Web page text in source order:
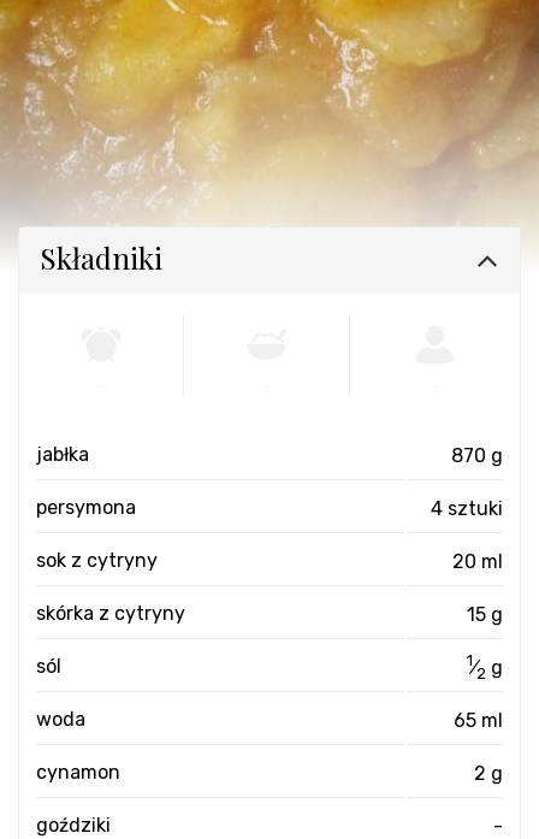
Składniki
jabłka 870 g
persymona 4 sztuki
sok z cytryny 20 ml
skórka z cytryny 15 g
sól 1⁄2 g
woda 65 ml
cynamon 2 g
goździki -